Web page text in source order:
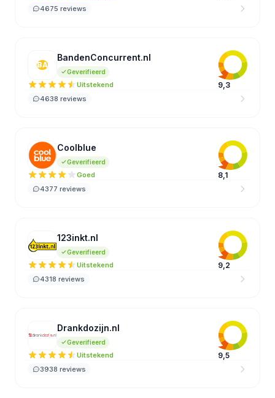
4675 reviews
BA
BandenConcurrent.nl
Geverifieerd
9,3
Uitstekend
4638 reviews
CO
Coolblue
Geverifieerd
8,1
Goed
4377 reviews
12
123inkt.nl
Geverifieerd
9,2
Uitstekend
4318 reviews
DR
Drankdozijn.nl
Geverifieerd
9,5
Uitstekend
3938 reviews